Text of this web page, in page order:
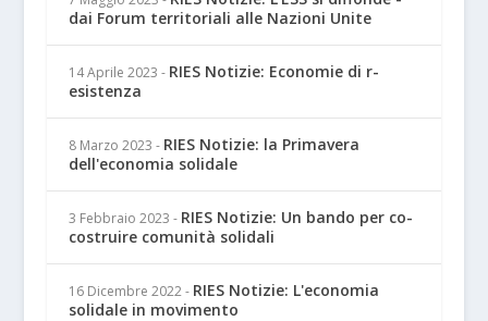
dai Forum territoriali alle Nazioni Unite
14 Aprile 2023 - RIES Notizie: Economie di r-
esistenza
8 Marzo 2023 - RIES Notizie: la Primavera
dell'economia solidale
3 Febbraio 2023 - RIES Notizie: Un bando per co-
costruire comunità solidali
16 Dicembre 2022 - RIES Notizie: L'economia
solidale in movimento